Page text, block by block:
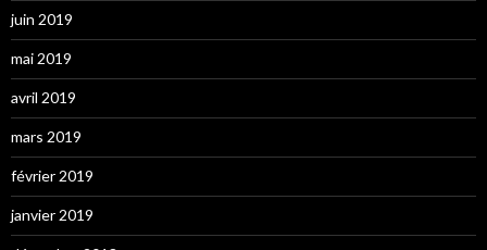
juin 2019
mai 2019
avril 2019
mars 2019
février 2019
janvier 2019